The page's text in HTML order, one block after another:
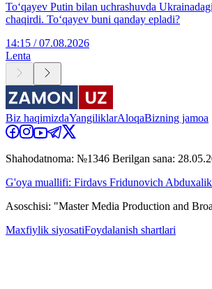
To‘qayev Putin bilan uchrashuvda
chaqirdi. To‘qayev buni qanday epladi?
14:15 / 07.08.2026
Lenta
Biz haqimizdaYangiliklarAloqaBizning jamoa
Shahodatnoma: №1346 Berilgan sana:
G'oya muallifi: Firdavs Fridunovich
Asoschisi: "Master Media Production and
Maxfiylik siyosatiFoydalanish shartlari